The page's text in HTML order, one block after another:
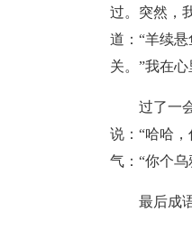
过。突然，
道：“羊续
关。”我在
过了一
说：“哈哈
气：“你个乌
最后成